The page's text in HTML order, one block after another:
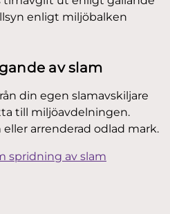
enligt miljöbalken
av slam
din egen slamavskiljare
till miljöavdelningen.
arrenderad odlad mark.
spridning av slam